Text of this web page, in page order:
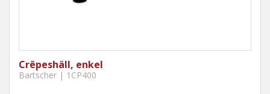
Crêpeshäll, enkel
Bartscher | 1CP400